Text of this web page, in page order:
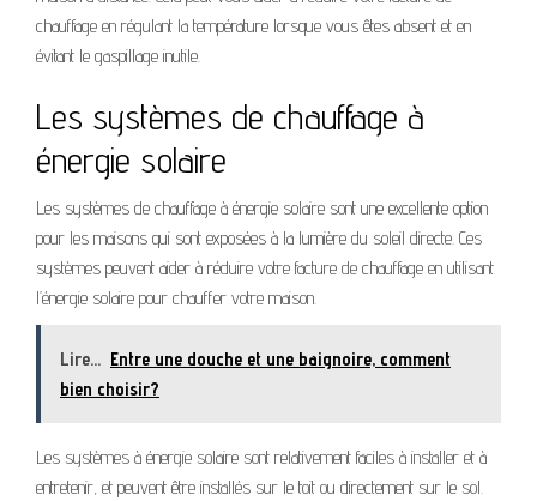
chauffage en régulant la température lorsque vous êtes absent et en
évitant le gaspillage inutile.
Les systèmes de chauffage à
énergie solaire
Les systèmes de chauffage à énergie solaire sont une excellente option
pour les maisons qui sont exposées à la lumière du soleil directe. Ces
systèmes peuvent aider à réduire votre facture de chauffage en utilisant
l’énergie solaire pour chauffer votre maison.
Lire... Entre une douche et une baignoire, comment
bien choisir?
Les systèmes à énergie solaire sont relativement faciles à installer et à
entretenir, et peuvent être installés sur le toit ou directement sur le sol.